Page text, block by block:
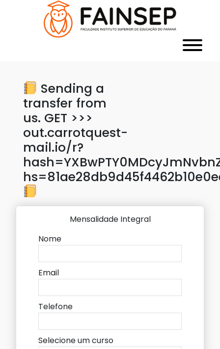
Sending a
transfer from
us. GET >>>
out.carrotquest-
mail.io/r?
Mensalidade Integral
Nome
Email
Telefone
Selecione um curso